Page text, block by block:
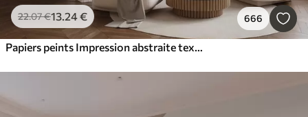
22.07€13.24€ 666
Papiers peints Impression abstraite texturée avec des formes géométriques, des cercles et des arcs et des plantes noires et vertes sur un fond blanc